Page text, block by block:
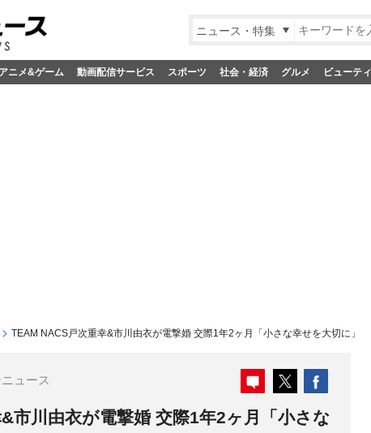
ニュース・特集
アニメ&ゲーム 動画配信サービス スポーツ 社会・経済 グルメ ビューティ
TEAM NACS戸次重幸&市川由衣が電撃婚 交際1年2ヶ月「小さな幸せを大切に」
ュース
市川由衣が電撃婚 交際1年2ヶ月「小さな